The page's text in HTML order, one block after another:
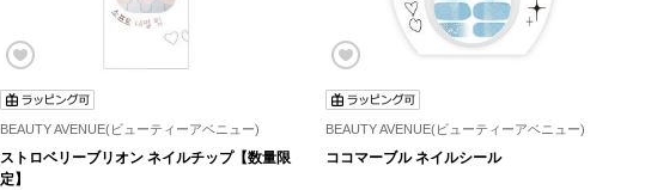
BEAUTY AVENUE(ビューティーアベニュー)
ストロベリーブリオン ネイルチップ【数量限
定】
BEAUTY AVENUE(ビューティーアベニュー)
ココマーブル ネイルシール